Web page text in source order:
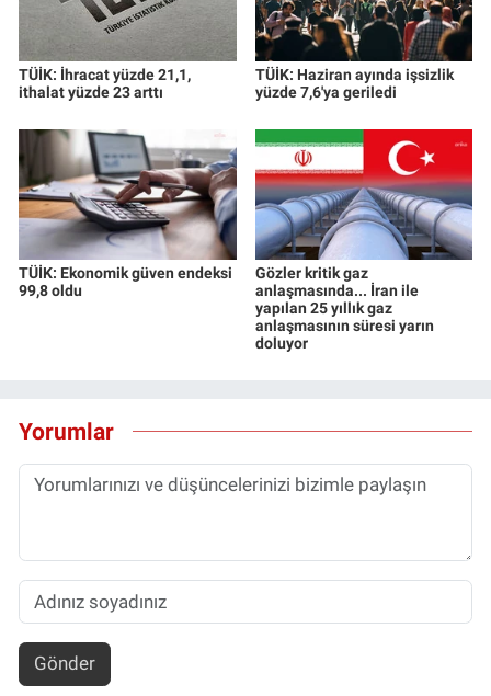
TÜİK: İhracat yüzde 21,1,
ithalat yüzde 23 arttı
TÜİK: Haziran ayında işsizlik
yüzde 7,6'ya geriledi
TÜİK: Ekonomik güven endeksi
99,8 oldu
Gözler kritik gaz
anlaşmasında... İran ile
yapılan 25 yıllık gaz
anlaşmasının süresi yarın
doluyor
Yorumlar
Gönder